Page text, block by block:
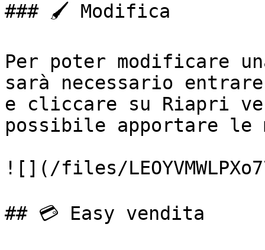
### 🖌️ Modifica
Per poter modificare
sarà necessario
e cliccare su Riapri
possibile apportare le
![](/files/
## 💳 Easy vendita